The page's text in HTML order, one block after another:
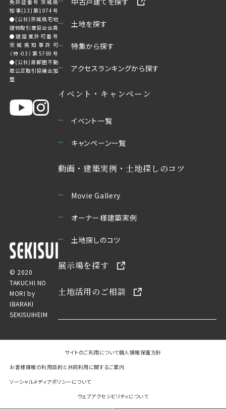
免許証番号 茨城県
知事(13)第1974号
●(公社)茨城県宅地
建物取引業協会会員
●建設業許可番号
茨城県知事許可
（特-03）第5769号
●(公社)首都圏不動
産公正取引協議会加
盟
© 2020
TAKUCHI NO
MORI by
IBARAKI
SEKISUIHEIM
土地を探す
特集から探す
アクセスランキングから探す
イベント・キャンペーン
イベント一覧
キャンペーン一覧
動画・建築実例・土地探しのコツ
Movie Gallery
オーナー様建築実例
土地探しのコツ
展示場を探す
土地活用のご相談
サイトのご利用について個人情報保護方針
お客様情報の利用目的と共同利用に関するご案内
ソーシャルメディアポリシーについて
ウェブアクセシビリティについて